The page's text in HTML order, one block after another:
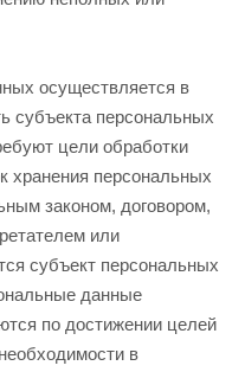
осуществляется в
субъекта персональных
цели обработки
хранения персональных
законом, договором,
или
субъект персональных
данные
по достижении целей
в